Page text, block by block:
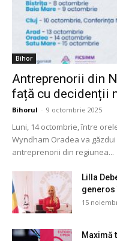
Bihor
Antreprenorii din
față cu decidenții
Bihorul - 9 octombrie 2025
Luni, 14 octombrie, între
Wyndham Oradea va
antreprenorii din regiunea...
Lilla
generos
15
Maximă